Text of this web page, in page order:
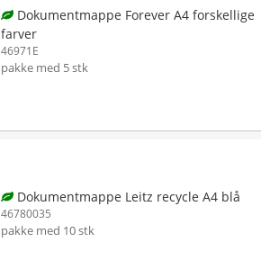
Dokumentmappe Forever A4 forskellige
farver
46971E
pakke med 5 stk
Dokumentmappe Leitz recycle A4 blå
46780035
pakke med 10 stk